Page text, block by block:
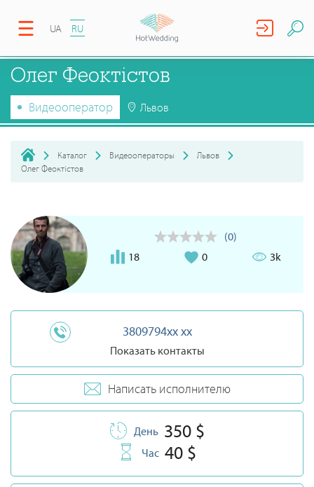
UA RU
Олег Феоктістов
Видеооператор Львов
Каталог Видеооператоры
Львов
Олег Феоктістов
(0)
18
0 3k
3809794xx xx
Показать контакты
Написать исполнителю
День 350 $
Час 40 $